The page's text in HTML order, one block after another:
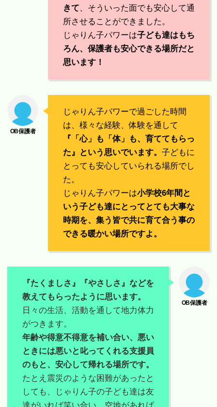
きて、そういった面でも安心して通
所させることができました。
じゃりん子パワーは子ども達はもち
ろん、保護者も安心できる場所だと
思います！
じゃりん子パワーで過ごした時間
は、様々な経験、体験を通して
『「心」も「体」も、育ててもらっ
た』という思いでいます。 子どもに
とっても安心していられる場所でし
た。
じゃりん子パワーは小学校6年間と
いう子ども達にとってとても大事な
時期を、集う皆で共に育て合う事の
できる暖かい場所ですよ。
『たくましさ』『やさしさ』などを
教えてもらったように思います。
日々の生活、活動を通して地力体力
がつきます。
年齢や得意不得意を補い合い、悪い
ときには悪いと叱ってくれる支援員
のもと、安心して帰れる場所です。
たとえ震災のような困難があったと
しても、じゃりん子の子ども達は友